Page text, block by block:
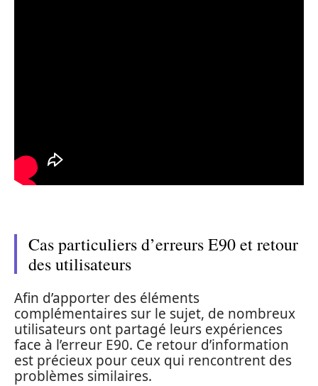
Cas particuliers d’erreurs E90 et retour
des utilisateurs
Afin d’apporter des éléments
complémentaires sur le sujet, de nombreux
utilisateurs ont partagé leurs expériences
face à l’erreur E90. Ce retour d’information
est précieux pour ceux qui rencontrent des
problèmes similaires.